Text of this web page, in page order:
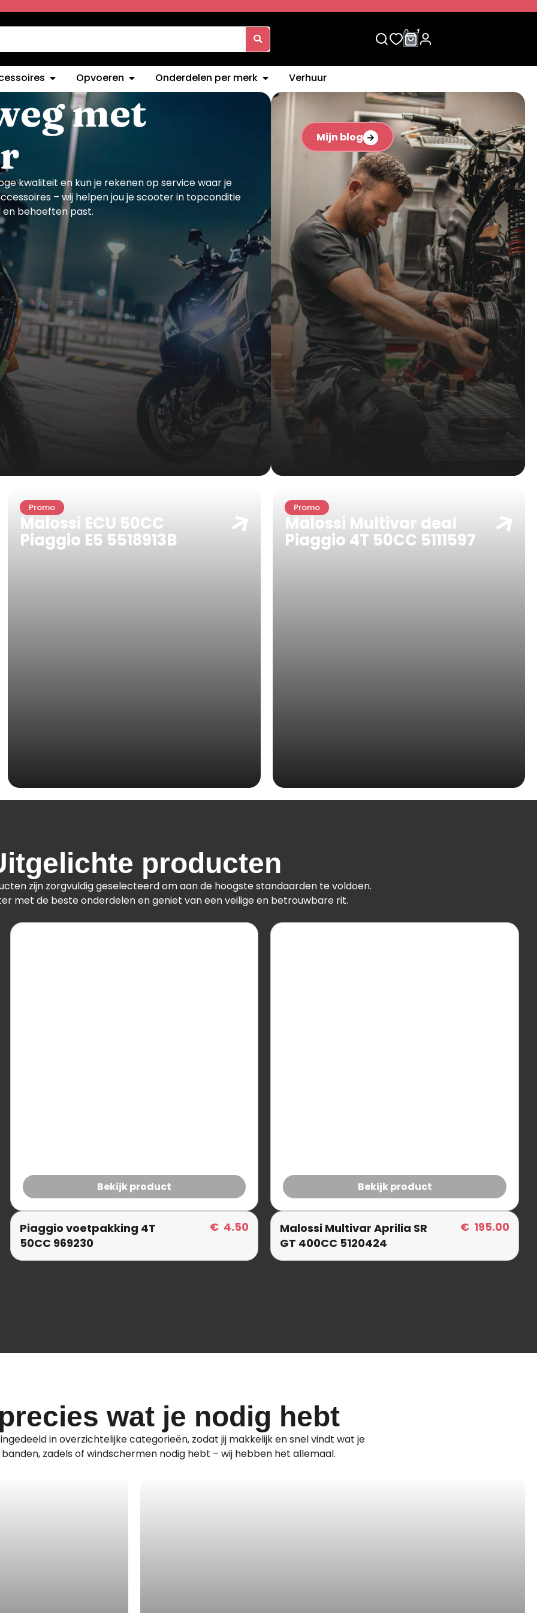
0 1
Opvoeren Onderdelen per merk Verhuur
met
kwaliteit en kun je rekenen op service waar je
– wij helpen jou je scooter in topconditie
en behoeften past.
Mijn blog
Promo
Malossi ECU 50CC
Piaggio E5 5518913B
Promo
Malossi Multivar deal
Piaggio 4T 50CC 5111597
producten
zijn zorgvuldig geselecteerd om aan de hoogste standaarden te voldoen.
met de beste onderdelen en geniet van een veilige en betrouwbare rit.
Bekijk product
Piaggio voetpakking 4T
50CC 969230
€ 4.50
Bekijk product
Malossi Multivar Aprilia SR
GT 400CC 5120424
€ 195.00
wat je nodig hebt
in overzichtelijke categorieën, zodat jij makkelijk en snel vindt wat je
banden, zadels of windschermen nodig hebt – wij hebben het allemaal.